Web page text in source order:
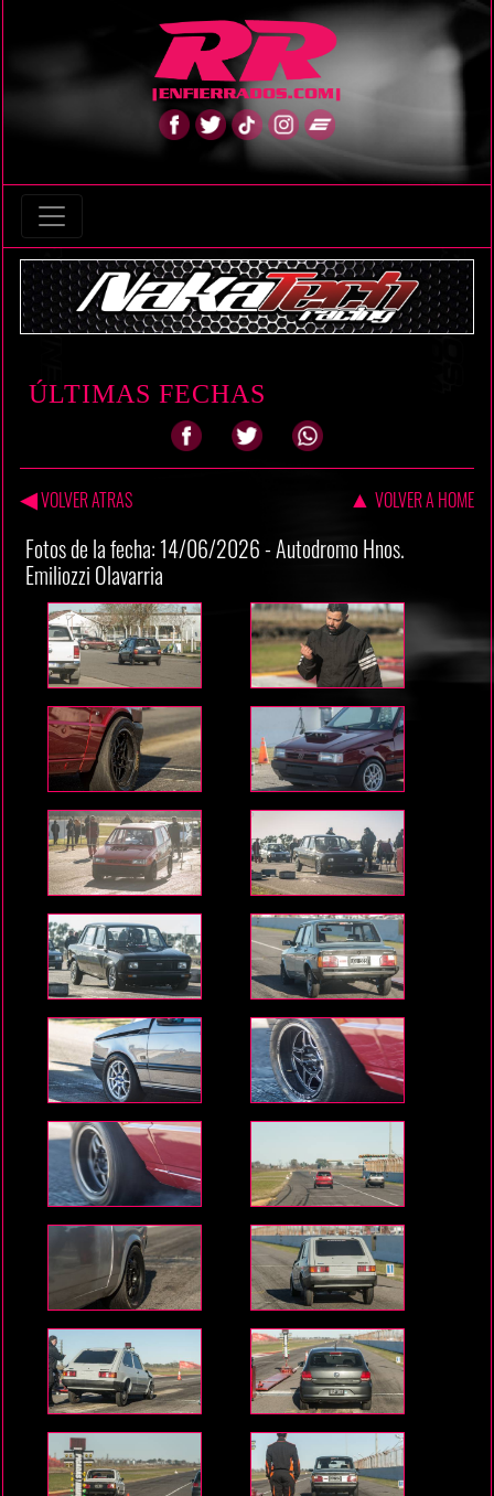
ÚLTIMAS FECHAS
◀VOLVER ATRAS ▲ VOLVER A HOME
Fotos de la fecha: 14/06/2026 - Autodromo Hnos.
Emiliozzi Olavarria